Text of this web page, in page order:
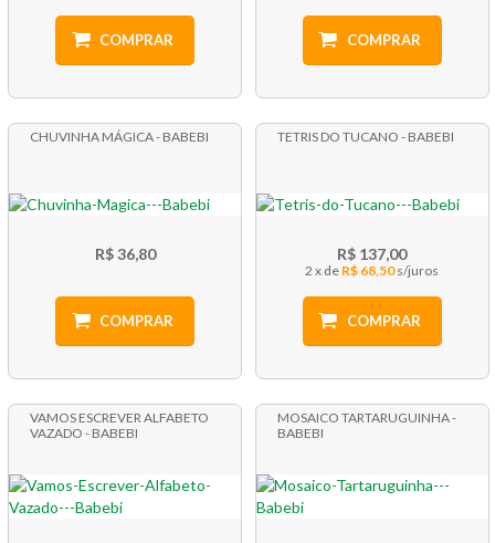
COMPRAR COMPRAR
CHUVINHA MÁGICA - BABEBI
R$ 36,80
COMPRAR
TETRIS DO TUCANO - BABEBI
R$ 137,00
2 x R$ 68,50
COMPRAR
VAMOS ESCREVER ALFABETO
VAZADO - BABEBI
MOSAICO TARTARUGUINHA -
BABEBI